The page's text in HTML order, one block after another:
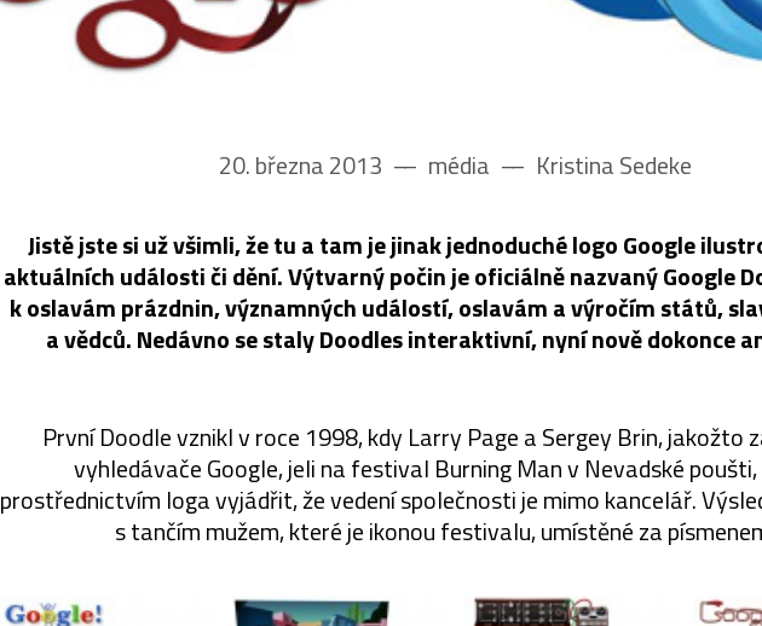
20. března 2013 –– média –– Kristina Sedeke
Jistě jste si už všimli, že tu a tam je jinak jednoduché logo Google
aktuálních události či dění. Výtvarný počin je oficiálně nazvaný Google
k oslavám prázdnin, významných událostí, oslavám a výročím států,
a vědců. Nedávno se staly Doodles interaktivní, nyní nově dokonce
První Doodle vznikl v roce 1998, kdy Larry Page a Sergey Brin, jakožto
vyhledávače Google, jeli na festival Burning Man v Nevadské
prostřednictvím loga vyjádřit, že vedení společnosti je mimo kancelář.
s tančím mužem, které je ikonou festivalu, umístěné za